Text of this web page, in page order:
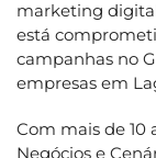
marketing
está
campanhas no
empresas em
Com mais de 10
Negócios e